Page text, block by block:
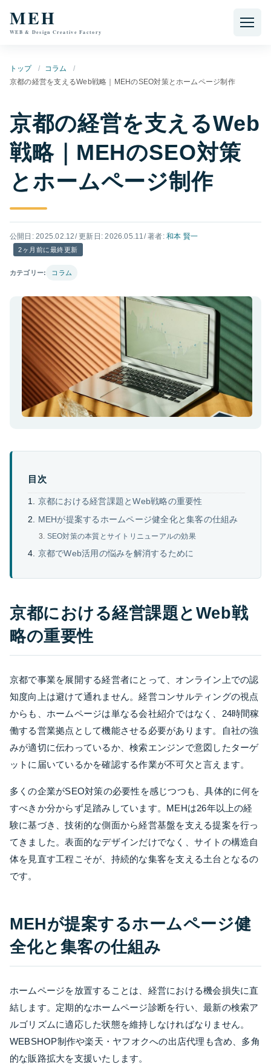
MEH
WEB & Design Creative Factory
トップ
コラム
京都の経営を支えるWeb戦略｜MEHのSEO対策とホームページ制作
京都の経営を支えるWeb
戦略｜MEHのSEO対策
とホームページ制作
公開日: 2025.02.12/ 更新日: 2026.05.11/ 著者:和本 賢一
2ヶ月前に最終更新
カテゴリー: コラム
目次
京都における経営課題とWeb戦略の重要性
MEHが提案するホームページ健全化と集客の仕組み
SEO対策の本質とサイトリニューアルの効果
京都でWeb活用の悩みを解消するために
京都における経営課題とWeb戦
略の重要性
京都で事業を展開する経営者にとって、オンライン上での認
知度向上は避けて通れません。経営コンサルティングの視点
からも、ホームページは単なる会社紹介ではなく、24時間稼
働する営業拠点として機能させる必要があります。自社の強
みが適切に伝わっているか、検索エンジンで意図したターゲ
ットに届いているかを確認する作業が不可欠と言えます。
多くの企業がSEO対策の必要性を感じつつも、具体的に何を
すべきか分からず足踏みしています。MEHは26年以上の経
験に基づき、技術的な側面から経営基盤を支える提案を行っ
てきました。表面的なデザインだけでなく、サイトの構造自
体を見直す工程こそが、持続的な集客を支える土台となるの
です。
MEHが提案するホームページ健
全化と集客の仕組み
ホームページを放置することは、経営における機会損失に直
結します。定期的なホームページ診断を行い、最新の検索ア
ルゴリズムに適応した状態を維持しなければなりません。
WEBSHOP制作や楽天・ヤフオクへの出店代理も含め、多角
的な販路拡大を支援いたします。